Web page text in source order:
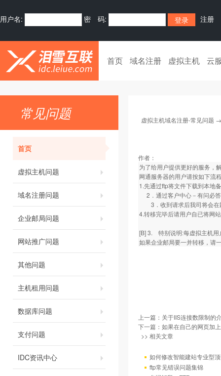
用户名: 密 码: 注册
首页 域名注册 虚拟主机 云
常见问题
首页
虚拟主机问题
域名注册问题
企业邮局问题
网站推广问题
其他问题
主机租用问题
数据库问题
支付问题
IDC资讯中心
虚拟主机域名注册-常见问题
作者：
为了给用户提供更好的服务，
网通服务器的用户请按如下流
1.先通过ftp将文件下载到本地
2．通过客户中心－有问必
3．收到请求后我司将会在
4.转移完毕后请用户自已将网
[B] 3. 特别说明:每虚拟主机用
如果企业邮局要一并转移，请
上一篇： 关于IIS连接数限制的
下一篇： 如果在自己的网页加
>> 相关文章
如何修改智能建站专业型
ftp常见错误问题集锦